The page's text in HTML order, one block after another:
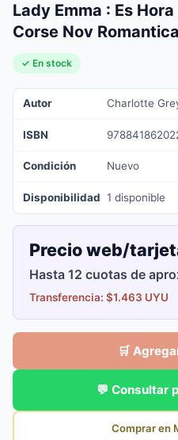
Lady Emma : Es
Corse Nov Romantica
✓ En stock
Autor Charlotte
ISBN
Condición Nuevo
Disponibilidad 1 disponible
Precio web/
Hasta 12 cuotas de
Transferencia: $1.463 UYU
🛒
💬 Consultar
Comprar en